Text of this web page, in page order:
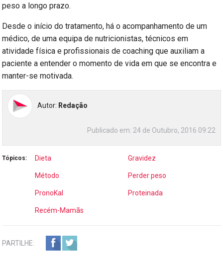
peso a longo prazo.
Desde o início do tratamento, há o acompanhamento de um
médico, de uma equipa de nutricionistas, técnicos em
atividade física e profissionais de coaching que auxiliam a
paciente a entender o momento de vida em que se encontra e
manter-se motivada.
Autor: Redação
Publicado em: 24 de Outubro, 2016 09:22
Tópicos: Dieta Gravidez
Método Perder peso
PronoKal Proteinada
Recém-Mamãs
PARTILHE: